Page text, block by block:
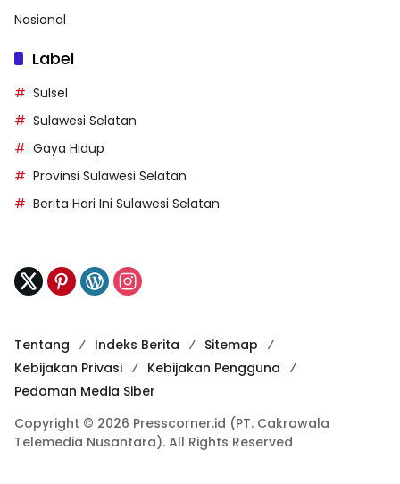
Nasional
Label
Sulsel
Sulawesi Selatan
Gaya Hidup
Provinsi Sulawesi Selatan
Berita Hari Ini Sulawesi Selatan
Tentang Indeks Berita
Sitemap
Kebijakan Privasi
Kebijakan Pengguna
Pedoman Media Siber
Copyright © 2026 Presscorner.id (PT. Cakrawala
Telemedia Nusantara). All Rights Reserved